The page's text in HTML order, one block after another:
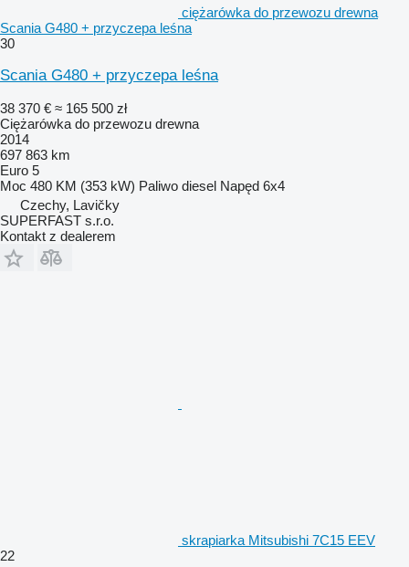
ciężarówka do przewozu drewna
Scania G480 + przyczepa leśna
30
Scania G480 + przyczepa leśna
38 370 € ≈ 165 500 zł
Ciężarówka do przewozu drewna
2014
697 863 km
Euro 5
Moc 480 KM (353 kW) Paliwo diesel Napęd 6x4
Czechy, Lavičky
SUPERFAST s.r.o.
Kontakt z dealerem
skrapiarka Mitsubishi 7C15 EEV
22